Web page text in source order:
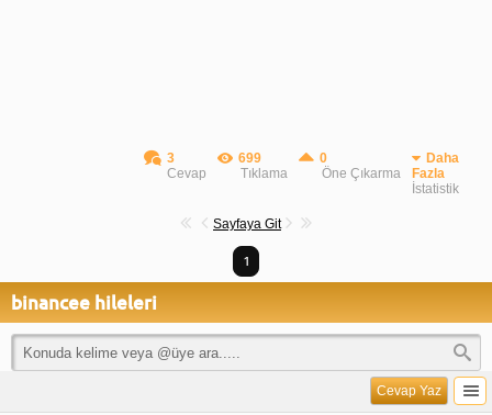
3
Cevap
699
Tıklama
0
Öne Çıkarma
Daha
Fazla
İstatistik
Sayfaya Git
1
binancee hileleri
Cevap Yaz